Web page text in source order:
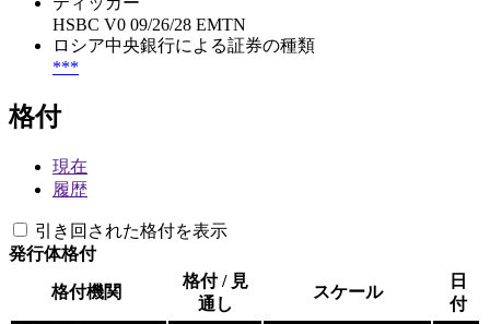
HSBC V0 09/26/28 EMTN
ロシア中央銀行による証券の種類
***
格付
現在
履歴
引き回された格付を表示
発行体格付
格付機関
格付 / 見
通し
スケール
日
付